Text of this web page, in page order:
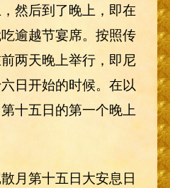
然后到了晚上，即在
逾越节宴席。按照传
两天晚上举行，即尼
日开始的时候。在以
十五日的第一个晚上
月第十五日大安息日